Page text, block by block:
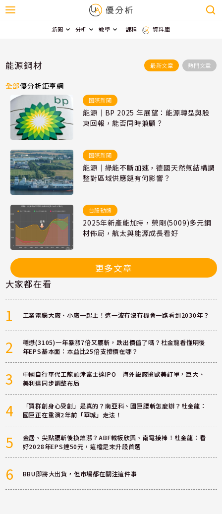
新聞 分析 教學 課程 資料庫
能源鋼材 最新文章 熱門文章
全部優分析鉅亨網
國際新聞
能源｜BP 2025 年展望：能源轉型與股
東回報，能否同時兼顧？
國際新聞
能源｜綠能不斷加速，德國天然氣結構調
整對區域供應鏈有何影響？
台股動態
2025年新產能加持，榮剛(5009)多元鋼
材佈局，航太與能源成長看好
更多文章
大家都在看
1 工業電腦大廠、小廠一起上！這一波有沒有機會一路看到2030年？
2
穩懋(3105)一年暴漲7倍又腰斬，跌出價值了嗎？杜金龍看懂明後
年EPS基本面：本益比25倍支撐價在哪？
3
中國自行車代工龍頭津富士達IPO 海外設廠搶歐美訂單，巨大、
美利達同步調整布局
4
「買群創身心受創」是真的？南亞科、國巨腰斬怎麼辦？杜金龍：
國巨正在重演2年前「華城」走法！
5
金居、尖點腰斬後換誰漲？ABF載板欣興、南電接棒！杜金龍：看
好2028年EPS達50元，這檔是末升段首選
6 BBU即將大出貨，但市場都在關注這件事